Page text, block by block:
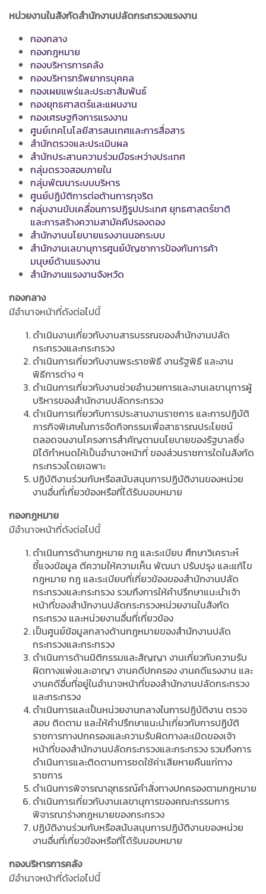
หน่วยงานในสังกัดสำนักงานปลัดกระทรวงแรงงาน
กองกลาง
กองกฎหมาย
กองบริหารการคลัง
กองบริหารทรัพยากรบุคคล
กองเผยแพร่และประชาสัมพันธ์
กองยุทธศาสตร์และแผนงาน
กองเศรษฐกิจการแรงงาน
ศูนย์เทคโนโลยีสารสนเทศและการสื่อสาร
สำนักตรวจและประเมินผล
สำนักประสานความร่วมมือระหว่างประเทศ
กลุ่มตรวจสอบภายใน
กลุ่มพัฒนาระบบบริหาร
ศูนย์ปฏิบัติการต่อต้านการทุจริต
กลุ่มงานขับเคลื่อนการปฏิรูปประเทศ ยุทธศาสตร์ชาติ
และการสร้างความสามัคคีปรองดอง
สำนักงานนโยบายแรงงานนอกระบบ
สำนักงานเลขานุการศูนย์บัญชาการป้องกันการค้า
มนุษย์ด้านแรงงาน
สำนักงานแรงงานจังหวัด
กองกลาง
มีอำนาจหน้าที่ดังต่อไปนี้
ดำเนินงานเกี่ยวกับงานสารบรรณของสำนักงานปลัด
กระทรวงและกระทรวง
ดำเนินการเกี่ยวกับงานพระราชพิธี งานรัฐพิธี และงาน
พิธีการต่าง ๆ
ดำเนินการเกี่ยวกับงานช่วยอำนวยการและงานเลขานุการผู้
บริหารของสำนักงานปลัดกระทรวง
ดำเนินการเกี่ยวกับการประสานงานราชการ และการปฏิบัติ
ภารกิจพิเศษในการจัดกิจกรรมเพื่อสาธารณประโยชน์
ตลอดจนงานโครงการสำคัญตามนโยบายของรัฐบาลซึ่ง
มิได้กำหนดให้เป็นอำนาจหน้าที่ ของส่วนราชการใดในสังกัด
กระทรวงโดยเฉพาะ
ปฏิบัติงานร่วมกับหรือสนับสนุนการปฏิบัติงานของหน่วย
งานอื่นที่เกี่ยวข้องหรือที่ได้รับมอบหมาย
กองกฎหมาย
มีอำนาจหน้าที่ดังต่อไปนี้
ดำเนินการด้านกฎหมาย กฎ และระเบียบ ศึกษาวิเคราะห์
ชี้แจงข้อมูล ตีความให้ความเห็น พัฒนา ปรับปรุง และแก้ไข
กฎหมาย กฎ และระเบียบที่เกี่ยวข้องของสำนักงานปลัด
กระทรวงและกระทรวง รวมถึงการให้คำปรึกษาแนะนำเจ้า
หน้าที่ของสำนักงานปลัดกระทรวงหน่วยงานในสังกัด
กระทรวง และหน่วยงานอื่นที่เกี่ยวข้อง
เป็นศูนย์ข้อมูลกลางด้านกฎหมายของสำนักงานปลัด
กระทรวงและกระทรวง
ดำเนินการด้านนิติกรรมและสัญญา งานเกี่ยวกับความรับ
ผิดทางแพ่งและอาญา งานคดีปกครอง งานคดีแรงงาน และ
งานคดีอื่นที่อยู่ในอำนาจหน้าที่ของสำนักงานปลัดกระทรวง
และกระทรวง
ดำเนินการและเป็นหน่วยงานกลางในการปฏิบัติงาน ตรวจ
สอบ ติดตาม และให้คำปรึกษาแนะนำเกี่ยวกับการปฏิบัติ
ราชการทางปกครองและความรับผิดทางละเมิดของเจ้า
หน้าที่ของสำนักงานปลัดกระทรวงและกระทรวง รวมถึงการ
ดำเนินการและติดตามการชดใช้ค่าเสียหายคืนแก่ทาง
ราชการ
ดำเนินการพิจารณาอุทธรณ์คำสั่งทางปกครองตามกฎหมาย
ดำเนินการเกี่ยวกับงานเลขานุการของคณะกรรมการ
พิจารณาร่างกฎหมายของกระทรวง
ปฏิบัติงานร่วมกับหรือสนับสนุนการปฏิบัติงานของหน่วย
งานอื่นที่เกี่ยวข้องหรือที่ได้รับมอบหมาย
กองบริหารการคลัง
มีอำนาจหน้าที่ดังต่อไปนี้